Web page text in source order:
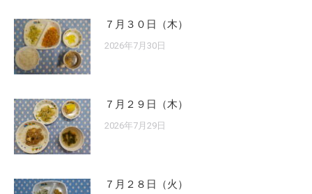
７月３０日（木）
2026年7月30日
７月２９日（木）
2026年7月29日
７月２８日（火）